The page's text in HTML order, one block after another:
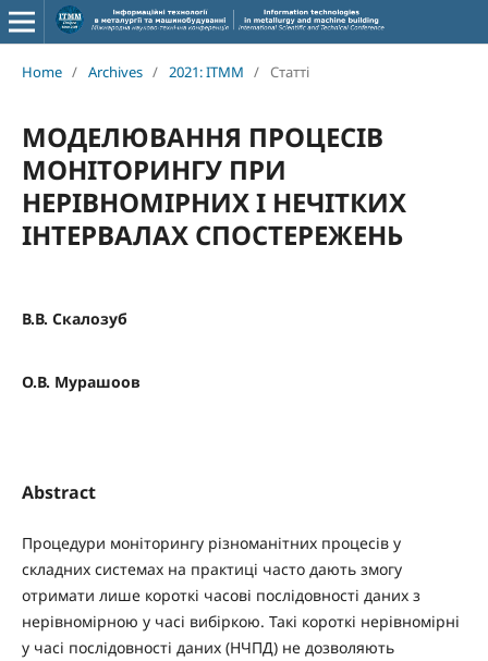
Home / Archives / 2021: ITMM / Статті
МОДЕЛЮВАННЯ ПРОЦЕСІВ
МОНІТОРИНГУ ПРИ
НЕРІВНОМІРНИХ І НЕЧІТКИХ
ІНТЕРВАЛАХ СПОСТЕРЕЖЕНЬ
В.В. Скалозуб
О.В. Мурашоов
Abstract
Процедури моніторингу різноманітних процесів у
складних системах на практиці часто дають змогу
отримати лише короткі часові послідовності даних з
нерівномірною у часі вибіркою. Такі короткі нерівномірні
у часі послідовності даних (НЧПД) не дозволяють